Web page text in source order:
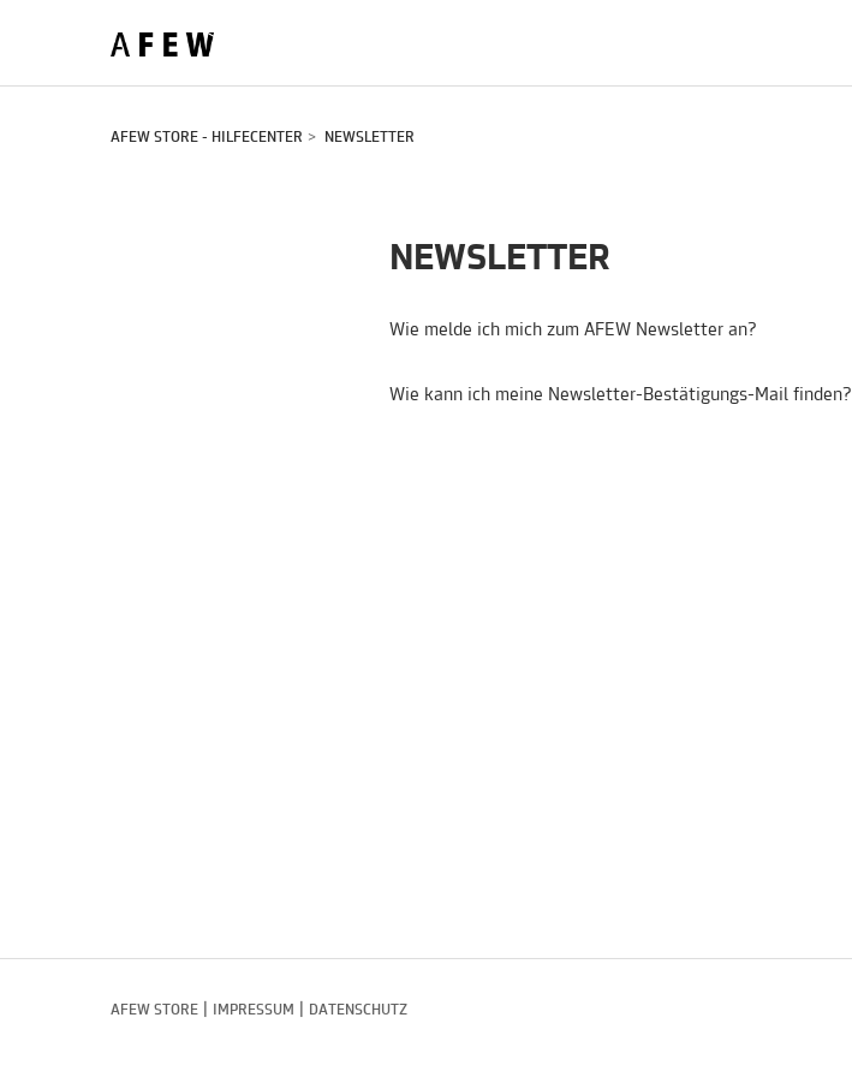
AFEW STORE - HILFECENTER NEWSLETTER
NEWSLETTER
Wie melde ich mich zum AFEW Newsletter an?
Wie kann ich meine Newsletter-Bestätigungs-Mail finden?
AFEW STORE | IMPRESSUM | DATENSCHUTZ